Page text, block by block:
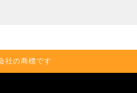
社の商標です